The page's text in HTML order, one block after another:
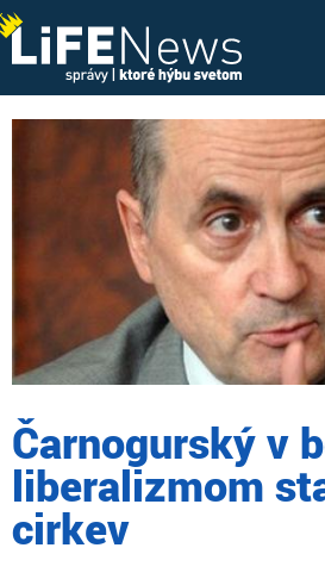
Čarnogurský v
liberalizmom
cirkev